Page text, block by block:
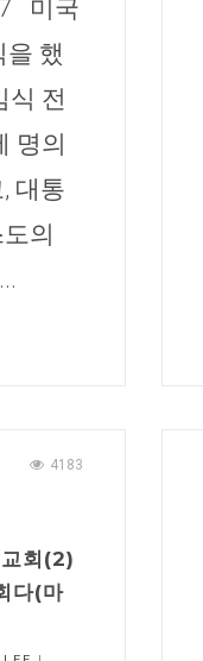
미국
했
식 전
명의
대통
의
4183
회(2)
다(마